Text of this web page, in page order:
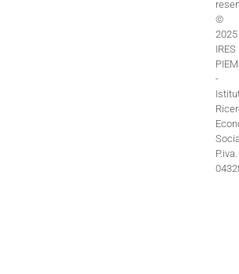
©
2025
IRES
-
P.iva.